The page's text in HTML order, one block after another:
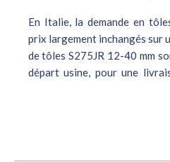
En Italie, la demande en
prix largement inchangés sur
de tôles S275JR 12-40 mm
départ usine, pour une